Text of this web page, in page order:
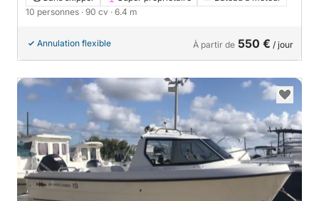
10 personnes · 90 cv · 6.4 m
Annulation flexible À partir de 550 € / jour